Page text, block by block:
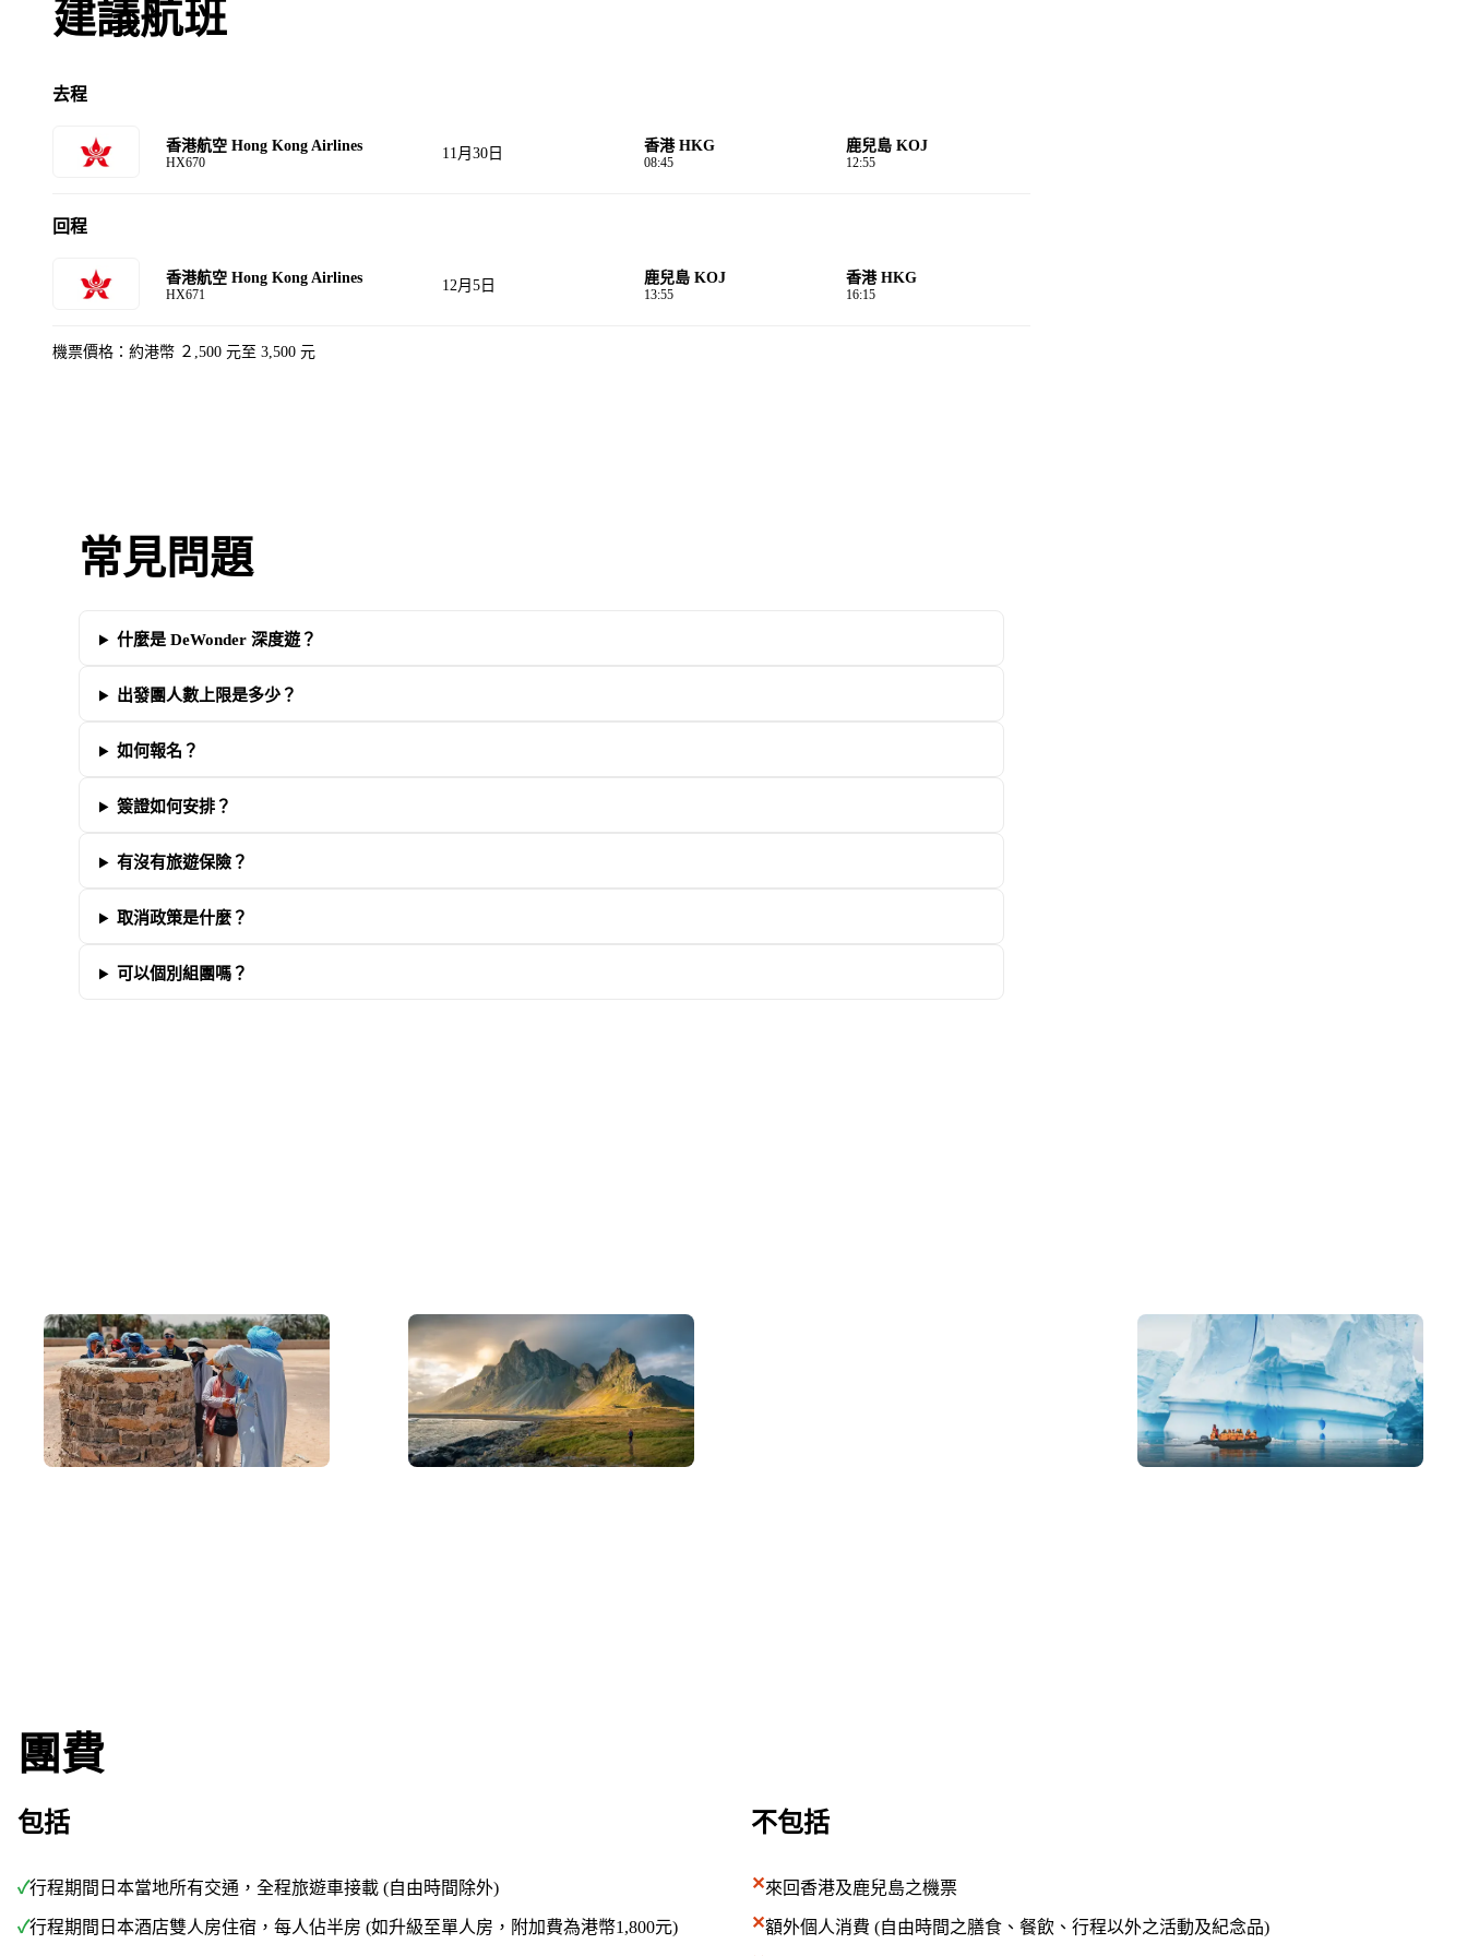
建議航班
去程
香港航空 Hong Kong Airlines
HX670
11月30日 香港 HKG
08:45
鹿兒島 KOJ
12:55
回程
香港航空 Hong Kong Airlines
HX671
12月5日 鹿兒島 KOJ
13:55
香港 HKG
16:15
機票價格：約港幣 ２,500 元至 3,500 元
常見問題
什麼是 DeWonder 深度遊？
出發團人數上限是多少？
如何報名？
簽證如何安排？
有沒有旅遊保險？
取消政策是什麼？
可以個別組團嗎？
團費
包括
✓行程期間日本當地所有交通，全程旅遊車接載 (自由時間除外)
✓行程期間日本酒店雙人房住宿，每人佔半房 (如升級至單人房，附加費為港幣1,800元)
不包括
✕來回香港及鹿兒島之機票
✕額外個人消費 (自由時間之膳食、餐飲、行程以外之活動及紀念品)